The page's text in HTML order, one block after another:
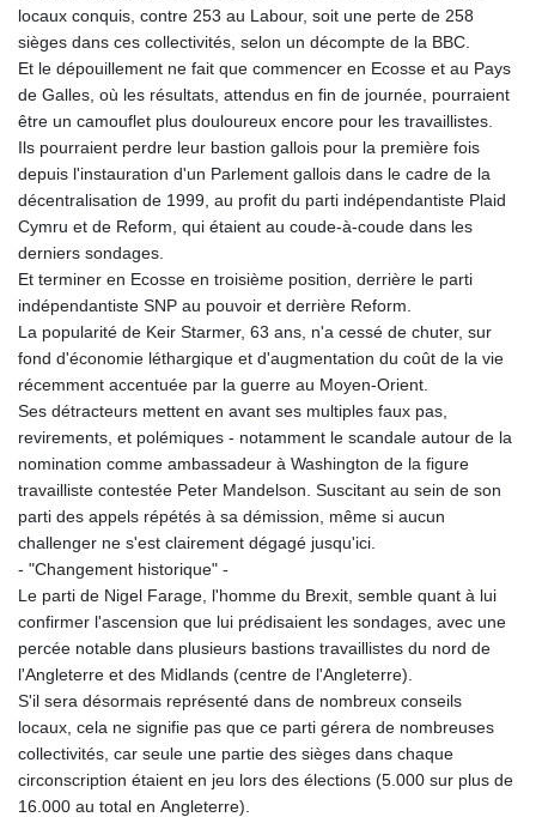
locaux conquis, contre 253 au Labour, soit une perte de 258
sièges dans ces collectivités, selon un décompte de la BBC.
Et le dépouillement ne fait que commencer en Ecosse et au Pays
de Galles, où les résultats, attendus en fin de journée, pourraient
être un camouflet plus douloureux encore pour les travaillistes.
Ils pourraient perdre leur bastion gallois pour la première fois
depuis l'instauration d'un Parlement gallois dans le cadre de la
décentralisation de 1999, au profit du parti indépendantiste Plaid
Cymru et de Reform, qui étaient au coude-à-coude dans les
derniers sondages.
Et terminer en Ecosse en troisième position, derrière le parti
indépendantiste SNP au pouvoir et derrière Reform.
La popularité de Keir Starmer, 63 ans, n'a cessé de chuter, sur
fond d'économie léthargique et d'augmentation du coût de la vie
récemment accentuée par la guerre au Moyen-Orient.
Ses détracteurs mettent en avant ses multiples faux pas,
revirements, et polémiques - notamment le scandale autour de la
nomination comme ambassadeur à Washington de la figure
travailliste contestée Peter Mandelson. Suscitant au sein de son
parti des appels répétés à sa démission, même si aucun
challenger ne s'est clairement dégagé jusqu'ici.
- "Changement historique" -
Le parti de Nigel Farage, l'homme du Brexit, semble quant à lui
confirmer l'ascension que lui prédisaient les sondages, avec une
percée notable dans plusieurs bastions travaillistes du nord de
l'Angleterre et des Midlands (centre de l'Angleterre).
S'il sera désormais représenté dans de nombreux conseils
locaux, cela ne signifie pas que ce parti gérera de nombreuses
collectivités, car seule une partie des sièges dans chaque
circonscription étaient en jeu lors des élections (5.000 sur plus de
16.000 au total en Angleterre).